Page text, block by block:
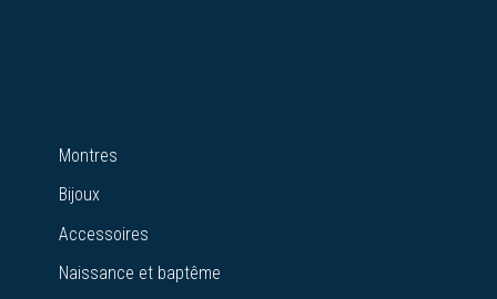
Montres
Bijoux
Accessoires
Naissance et baptême